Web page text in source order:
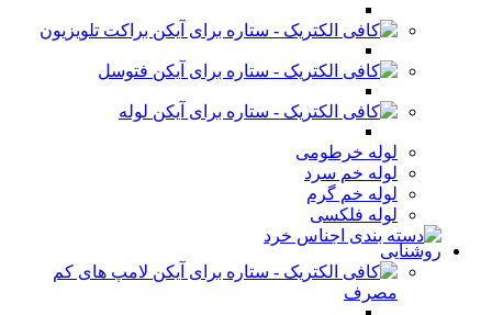
براکت تلویزیون
فتوسل
لوله
لوله خرطومی
لوله خم سرد
لوله خم گرم
لوله فلکسی
روشنایی
لامپ های کم
مصرف